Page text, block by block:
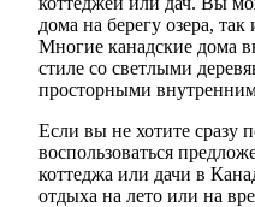
дома на берегу озера,
Многие канадские дома
стиле со светлыми
просторными
Если вы не хотите сразу
воспользоваться
коттеджа или дачи в
отдыха на лето или на